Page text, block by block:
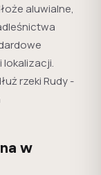
aluwialne,
rzeki Rudy -
w